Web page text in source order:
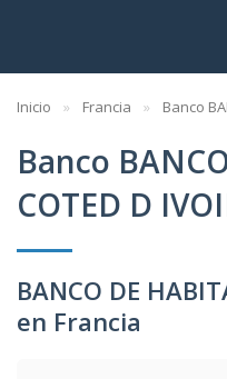
Inicio Francia Banco
Banco
COTED D
BANCO DE
en Francia